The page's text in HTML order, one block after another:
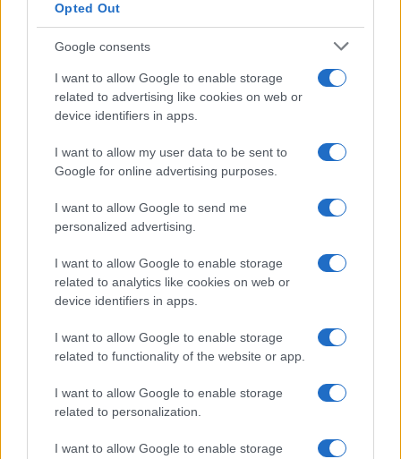
Opted Out
Google consents
I want to allow Google to enable storage
related to advertising like cookies on web or
device identifiers in apps.
I want to allow my user data to be sent to
Google for online advertising purposes.
I want to allow Google to send me
personalized advertising.
I want to allow Google to enable storage
related to analytics like cookies on web or
device identifiers in apps.
I want to allow Google to enable storage
related to functionality of the website or app.
I want to allow Google to enable storage
related to personalization.
I want to allow Google to enable storage
δεικτών FTSE4Good
Alpha Bank: Για πρώτη φορά το Αρχαίο Θέατρο Επιδαύρου
ΕΤΙΚΕΤΕΣ Lynk & Co 900
Προηγούμενο άρθρο
Deal ΗΠΑ-Βρετανίας για
θέσεων εργασίας στην JLR
Επόμενο άρθρο
τα μεταχειρισμένα